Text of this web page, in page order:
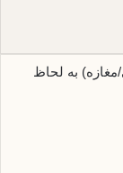
به لحاظ